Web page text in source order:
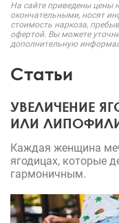
На сайте приведены цены
окончательными, носят
стоимость наркоза,
офертой. Вы можете
дополнительную
Статьи
УВЕЛИЧЕНИЕ
ИЛИ
Каждая женщина
ягодицах, которые
гармоничным.